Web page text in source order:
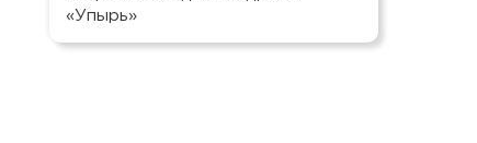
«Упырь»